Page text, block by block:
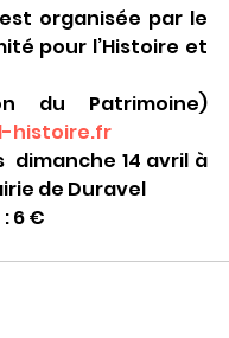
organisée par le
pour l’Histoire et
histoire.fr
dimanche 14 avril à
de Duravel
6 €